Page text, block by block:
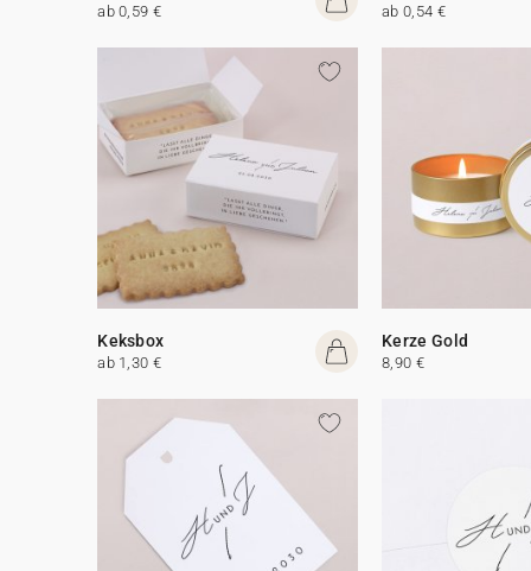
ab 0,59 € ab 0,54 €
Keksbox
ab 1,30 €
Kerze Gold
8,90 €